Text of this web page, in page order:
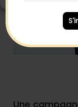
Une